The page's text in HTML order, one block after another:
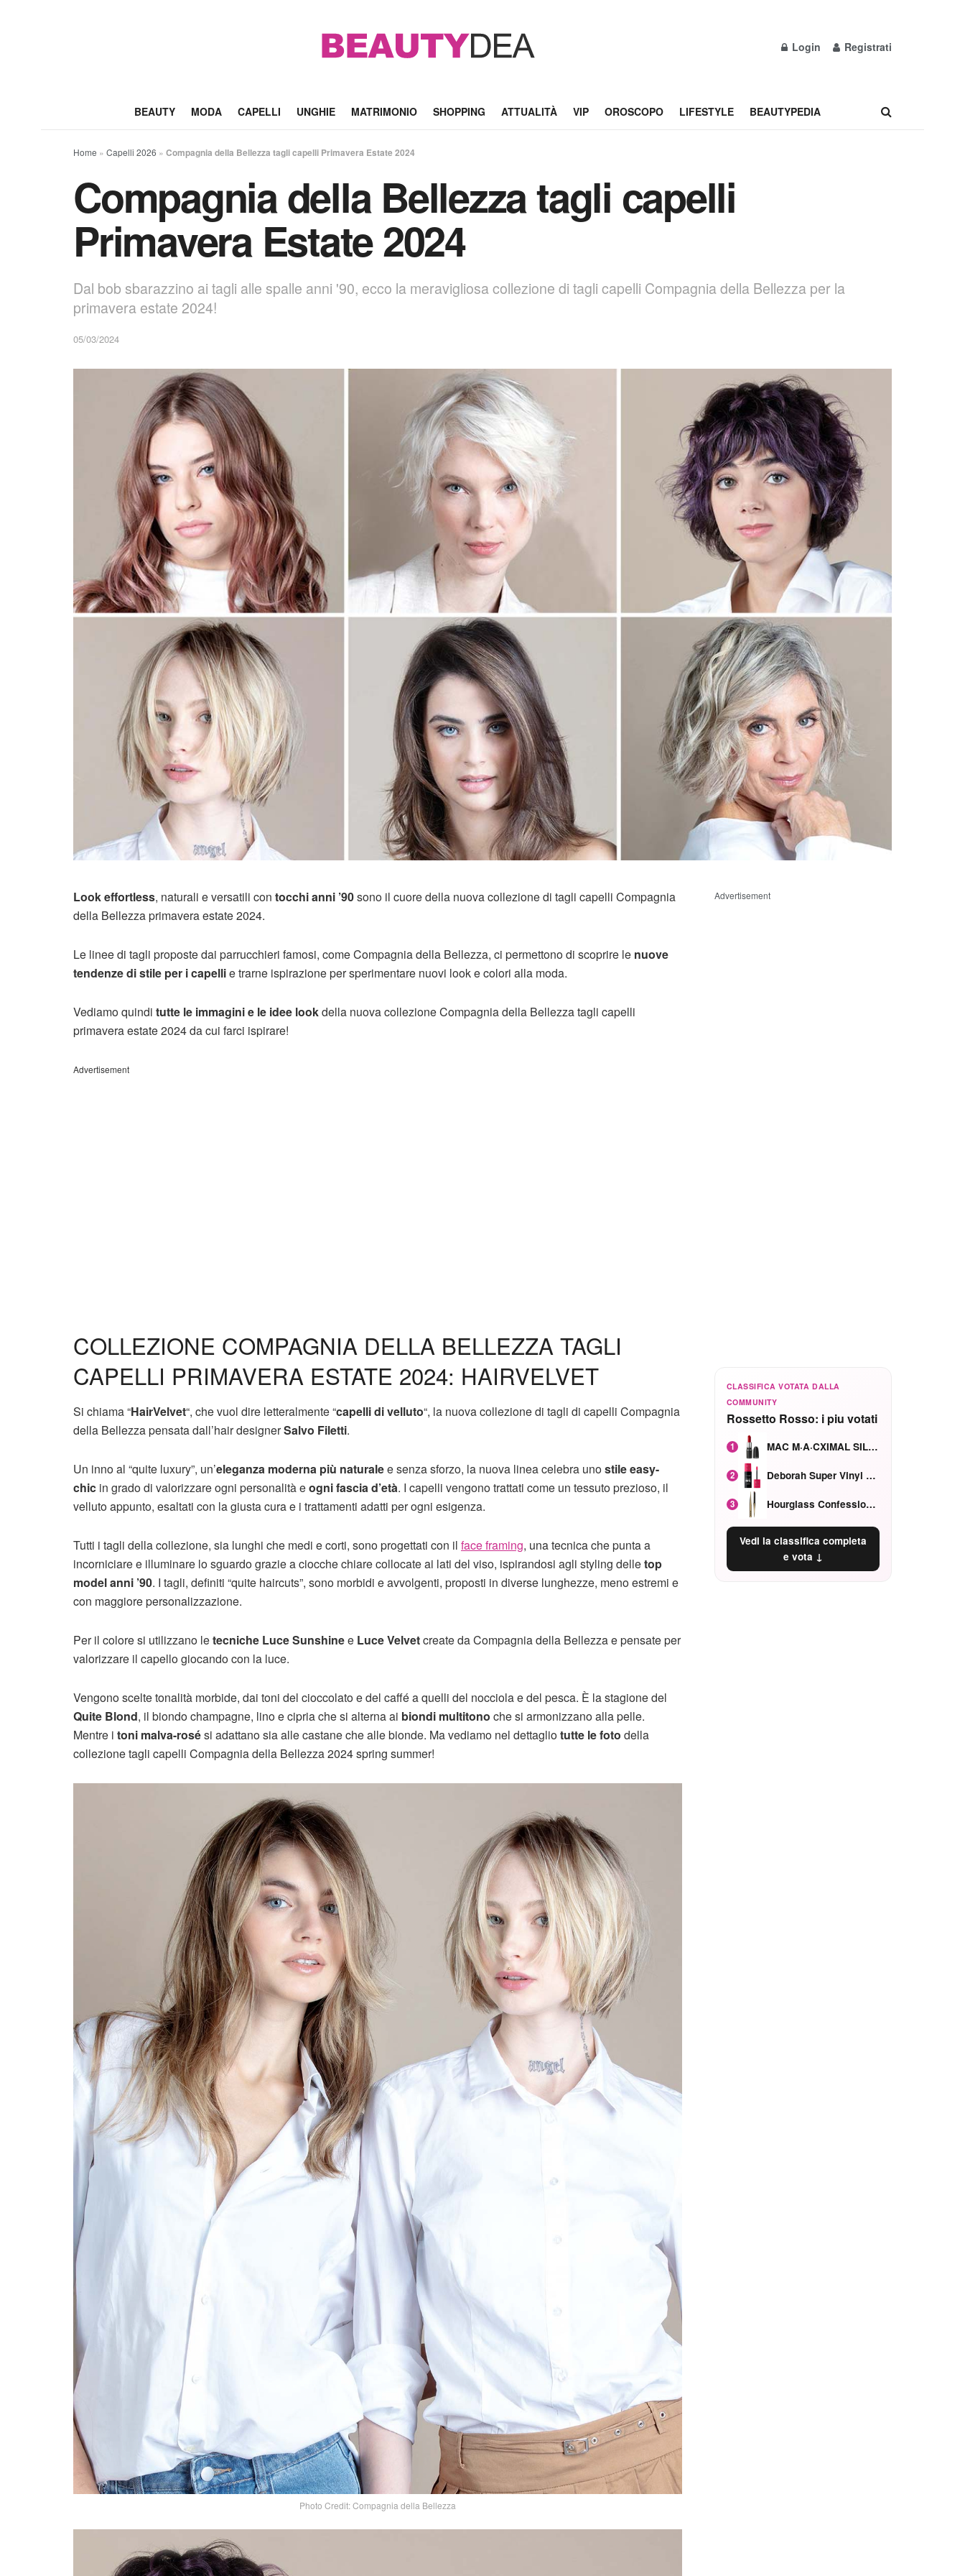
Login Registrati
BEAUTY MODA CAPELLI UNGHIE MATRIMONIO SHOPPING ATTUALITÀ VIP OROSCOPO LIFESTYLE BEAUTYPEDIA
Home » Capelli 2026 » Compagnia della Bellezza tagli capelli Primavera Estate 2024
Compagnia della Bellezza tagli capelli
Primavera Estate 2024
Dal bob sbarazzino ai tagli alle spalle anni '90, ecco la meravigliosa collezione di tagli capelli Compagnia della Bellezza per la
primavera estate 2024!
05/03/2024
Look effortless, naturali e versatili con tocchi anni ’90sono il cuore della nuova collezione di tagli capelli Compagnia
della Bellezza primavera estate 2024.
Le linee di tagli proposte dai parrucchieri famosi, come Compagnia della Bellezza, ci permettono di scoprire le nuove
tendenze di stile per i capellie trarne ispirazione per sperimentare nuovi look e colori alla moda.
Vediamo quindi tutte le immaginie le idee lookdella nuova collezione Compagnia della Bellezza tagli capelli
primavera estate 2024 da cui farci ispirare!
Advertisement
COLLEZIONE COMPAGNIA DELLA BELLEZZA TAGLI
CAPELLI PRIMAVERA ESTATE 2024: HAIRVELVET
Si chiama “HairVelvet“, che vuol dire letteralmente “capelli di velluto“, la nuova collezione di tagli di capelli Compagnia
della Bellezza pensata dall’hair designerSalvo Filetti.
Un inno al “quite luxury”, un’eleganza moderna più naturalee senza sforzo, la nuova linea celebra unostile easy-
chic in grado di valorizzare ogni personalità eogni fascia d’età. I capelli vengono trattati come un tessuto prezioso, il
velluto appunto, esaltati con la giusta cura e i trattamenti adatti per ogni esigenza.
Tutti i tagli della collezione, sia lunghi che medi e corti, sono progettati con il face framing, una tecnica che punta a
incorniciare e illuminare lo sguardo grazie a ciocche chiare collocate ai lati del viso, ispirandosi agli styling delletop
model anni ’90. I tagli, definiti “quite haircuts”, sono morbidi e avvolgenti, proposti in diverse lunghezze, meno estremi e
con maggiore personalizzazione.
Per il colore si utilizzano letecniche Luce Sunshinee Luce Velvetcreate da Compagnia della Bellezza e pensate per
valorizzare il capello giocando con la luce.
Vengono scelte tonalità morbide, dai toni del cioccolato e del caffé a quelli del nocciola e del pesca. È la stagione del
Quite Blond, il biondo champagne, lino e cipria che si alterna ai biondi multitono che si armonizzano alla pelle.
Mentre i toni malva-rosési adattano sia alle castane che alle bionde. Ma vediamo nel dettagliotutte le foto della
collezione tagli capelli Compagnia della Bellezza 2024 spring summer!
Photo Credit: Compagnia della Bellezza
Advertisement
CLASSIFICA VOTATA DALLA
COMMUNITY
Rossetto Rosso: i piu votati
1 MAC M·A·CXIMAL SILKY MATTE Red Rock mat
2 Deborah Super Vinyl Shake Rosa Ciliegia
3 Hourglass Confession Ricaricabile Ultra Preciso Ad Alta Intensità Secretly Classic Red
Vedi la classifica completa
e vota ↓